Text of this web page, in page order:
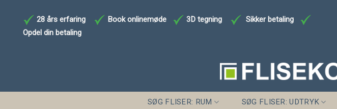
indhold
28 års erfaring Book onlinemøde 3D tegning
Sikker betaling
Opdel din betaling
SØG FLISER: RUM SØG FLISER: UDTRYK